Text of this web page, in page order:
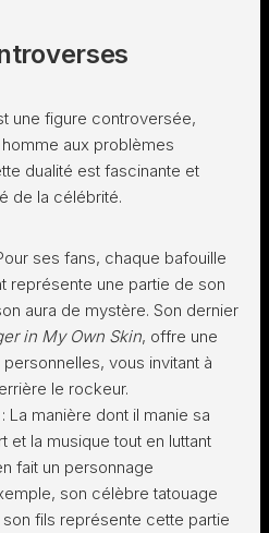
une figure controversée,
aux problèmes
dualité est fascinante et
de la célébrité.
ses fans, chaque bafouille
représente une partie de son
aura de mystère. Son dernier
in My Own Skin, offre une
vous invitant à
le rockeur.
: La manière dont il manie sa
et la musique tout en luttant
fait un personnage
son célèbre tatouage
fils représente cette partie